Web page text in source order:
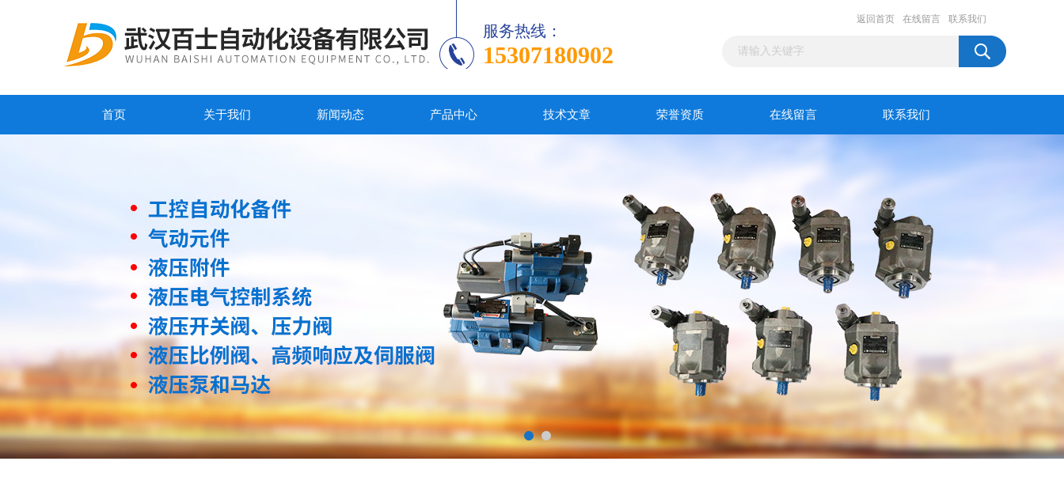
服务热线：
15307180902
返回首页 在线留言 联系我们
首页 关于我们 新闻动态 产品中心 技术文章 荣誉资质 在线留言 联系我们